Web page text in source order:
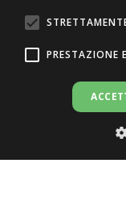
COME
Copyright ©
Chiappari
PRESTAZIONE